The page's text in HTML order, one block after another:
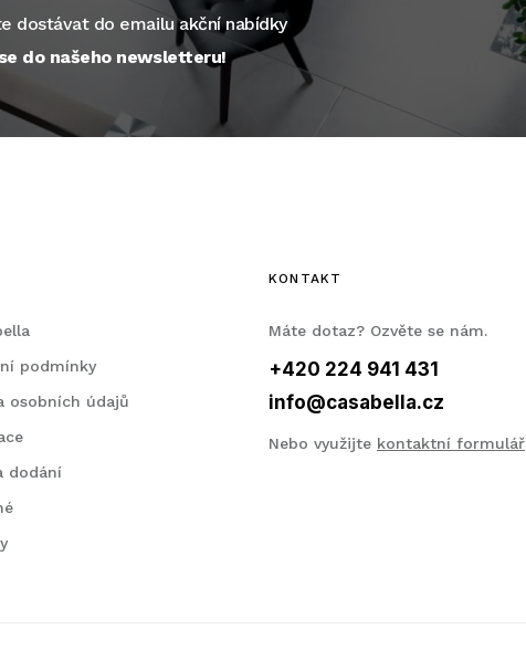
dostávat do emailu akční nabídky
do našeho newsletteru!
podmínky
osobních údajů
dodání
KONTAKT
Máte dotaz? Ozvěte se nám.
+420 224 941 431
info@casabella.cz
Nebo využijte kontaktní formulář